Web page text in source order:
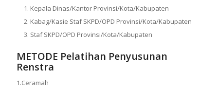
Kepala Dinas/Kantor Provinsi/Kota/Kabupaten
Kabag/Kasie Staf SKPD/OPD Provinsi/Kota/Kabupaten
Staf SKPD/OPD Provinsi/Kota/Kabupaten
METODE Pelatihan Penyusunan
Renstra
1.Ceramah